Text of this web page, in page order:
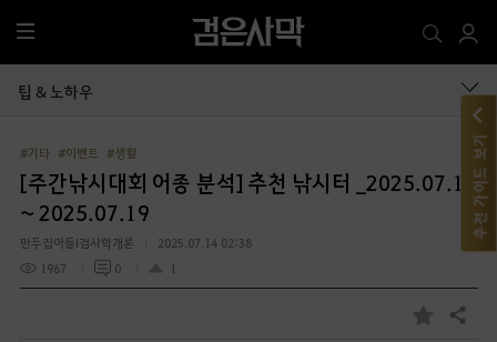
전
체
메
팁 & 노하우
#기타 #이벤트 #생활
[주간낚시대회 어종 분석] 추천 낚시터 _2025.07.14
~ 2025.07.19
만두집아들I검사학개론
2025.07.14 02:38
1967
0 1
즐
공유하기
추천 가이드 보기